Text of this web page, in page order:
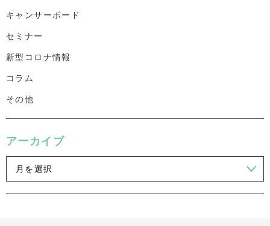
キャンサーボード
セミナー
新型コロナ情報
コラム
その他
アーカイブ